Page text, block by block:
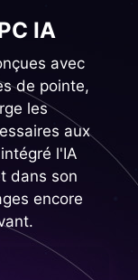
IA
avec
de pointe,
les
aux
l'IA
dans son
encore